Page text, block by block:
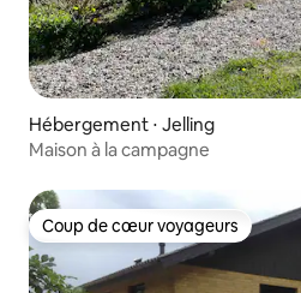
Hébergement ⋅ Jelling
Maison à la campagne
Coup de cœur voyageurs
Coup de cœur voyageurs